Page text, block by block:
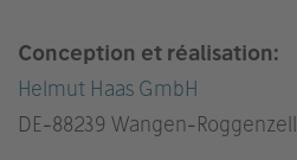
Conception et réalisation:
Helmut Haas GmbH
DE-88239 Wangen-Roggenzell